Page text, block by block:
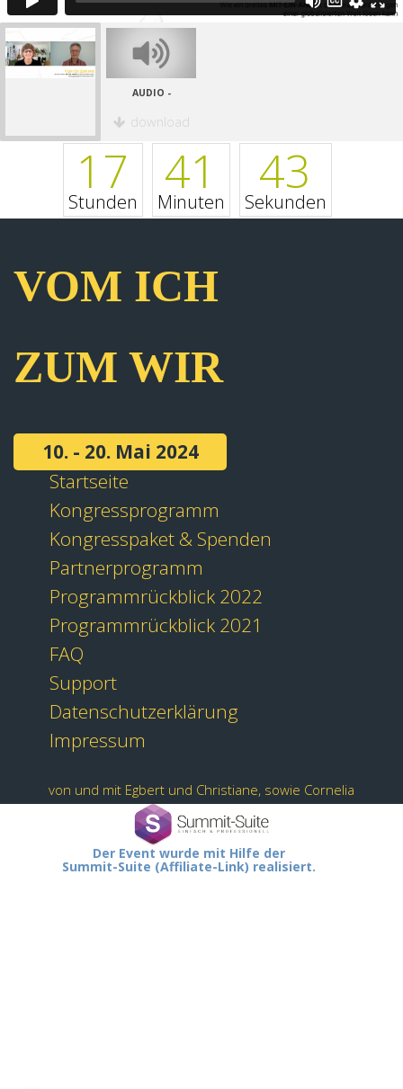
AUDIO -
download
17
Stunden
41
Minuten
43
Sekunden
VOM ICH
ZUM WIR
10. - 20. Mai 2024
Startseite
Kongressprogramm
Kongresspaket & Spenden
Partnerprogramm
Programmrückblick 2022
Programmrückblick 2021
FAQ
Support
Datenschutzerklärung
Impressum
von und mit Egbert und Christiane, sowie Cornelia
Der Event wurde mit Hilfe der
Summit-Suite (Affiliate-Link) realisiert.